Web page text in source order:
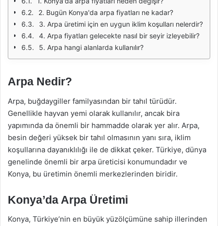
2. Bugün Konya'da arpa fiyatları ne kadar?
3. Arpa üretimi için en uygun iklim koşulları nelerdir?
4. Arpa fiyatları gelecekte nasıl bir seyir izleyebilir?
5. Arpa hangi alanlarda kullanılır?
Arpa Nedir?
Arpa, buğdaygiller familyasından bir tahıl türüdür.
Genellikle hayvan yemi olarak kullanılır, ancak bira
yapımında da önemli bir hammadde olarak yer alır. Arpa,
besin değeri yüksek bir tahıl olmasının yanı sıra, iklim
koşullarına dayanıklılığı ile de dikkat çeker. Türkiye, dünya
genelinde önemli bir arpa üreticisi konumundadır ve
Konya, bu üretimin önemli merkezlerinden biridir.
Konya’da Arpa Üretimi
Konya, Türkiye’nin en büyük yüzölçümüne sahip illerinden